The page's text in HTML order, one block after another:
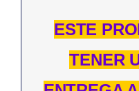
ESTE
TENER